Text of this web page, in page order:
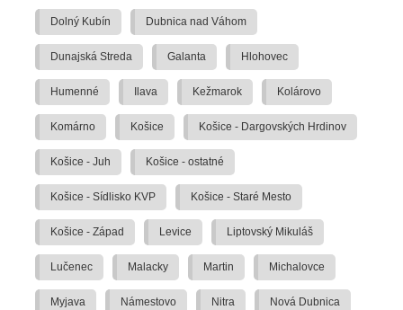
Dolný Kubín Dubnica nad Váhom
Dunajská Streda Galanta Hlohovec
Humenné Ilava Kežmarok Kolárovo
Komárno Košice Košice - Dargovských Hrdinov
Košice - Juh Košice - ostatné
Košice - Sídlisko KVP Košice - Staré Mesto
Košice - Západ Levice Liptovský Mikuláš
Lučenec Malacky Martin Michalovce
Myjava Námestovo Nitra Nová Dubnica